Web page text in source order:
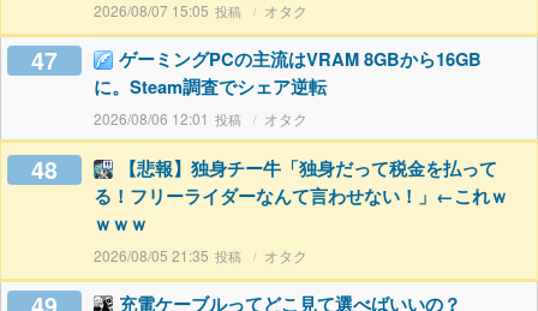
2026/08/07 15:05 オタク
47
ゲーミングPCの主流はVRAM 8GBから16GB
に。Steam調査でシェア逆転
2026/08/06 12:01 オタク
48
【悲報】独身チー牛「独身だって税金を払って
る！フリーライダーなんて言わせない！」←これｗ
ｗｗｗ
2026/08/05 21:35 オタク
充電ケーブルってどこ見て選べばいいの？